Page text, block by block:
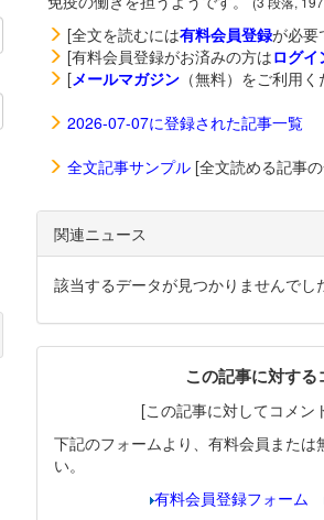
[全文を読むには有料会員登録が必要
[有料会員登録がお済みの方はログイ
[メールマガジン（無料）をご利用く
2026-07-07に登録された記事一覧
全文記事サンプル[全文読める記事
関連ニュース
該当するデータが見つかりませんでし
この記事に対す
[この記事に対してコメン
下記のフォームより、有料会員また
い。
有料会員登録フォーム